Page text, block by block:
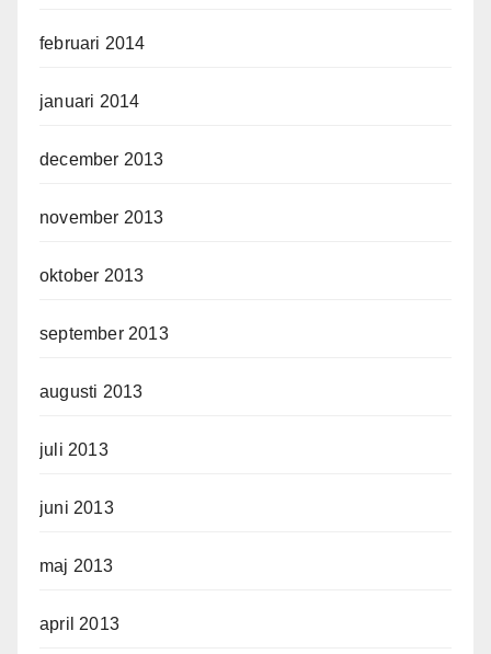
februari 2014
januari 2014
december 2013
november 2013
oktober 2013
september 2013
augusti 2013
juli 2013
juni 2013
maj 2013
april 2013